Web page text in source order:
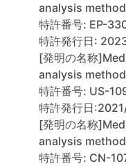
analysis method
特許番号: EP-
特許発行日:
[発明の名称
analysis method
特許番号: US-
特許発行日
[発明の名称
analysis method
特許番号: CN-